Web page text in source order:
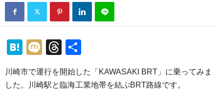
H
e
n
M
T
e
a
川崎市で運行を開始した「KAWASAKI BRT」に乗ってみま
した。川崎駅と臨海工業地帯を結ぶBRT路線です。